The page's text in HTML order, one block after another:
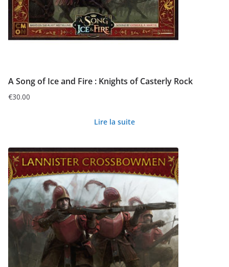
A Song of Ice and Fire : Knights of Casterly Rock
€30.00
Lire la suite